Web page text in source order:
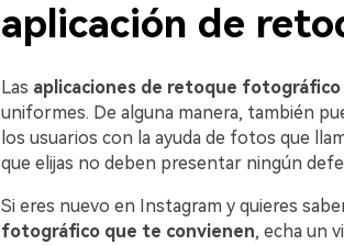
aplicación de
Las aplicaciones de retoque fotográfico
uniformes.󠀲󠀡󠀡󠀤󠀧󠀢󠀧󠀣󠀨󠀳󠀰 De alguna manera, también
los usuarios con la ayuda de fotos que
que elijas no deben presentar ningún
󠀰Si eres nuevo en Instagram y quieres
fotográfico que te convienen, echa un